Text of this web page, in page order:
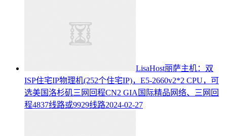
LisaHost丽萨主机：双
ISP住宅IP物理机(252个住宅IP)，E5-2660v2*2 CPU，可
选美国洛杉矶三网回程CN2 GIA国际精品网络、三网回
程4837线路或9929线路2024-02-27